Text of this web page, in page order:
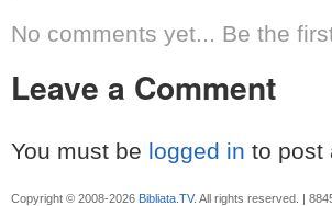
No comments yet... Be the
Leave a Comment
You must be logged in to post
Copyright © 2008-2026 Bibliata.TV. All rights reserved. |